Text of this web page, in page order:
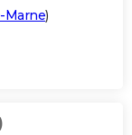
Marne)